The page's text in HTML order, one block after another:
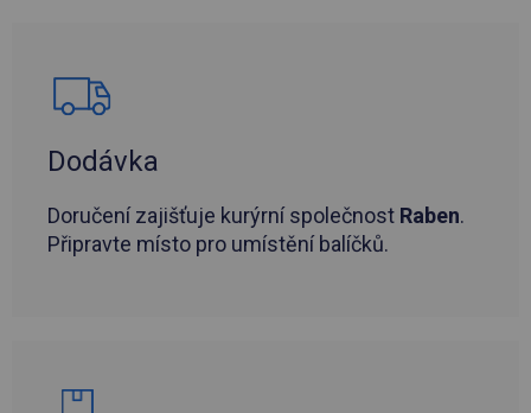
Dodávka
Doručení zajišťuje kurýrní společnost Raben.
Připravte místo pro umístění balíčků.